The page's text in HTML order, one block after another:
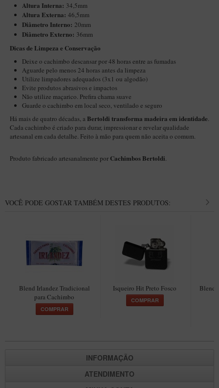
Maestro Compacto – Briar Italiano
MONTE SEU KIT/INICIANTES
Blends Para Cachimbo
Cachimbos
Limpadores para Cachimbo
Suportes
Filtros
Isqueiros
Altura Interna: 34,5mm
Altura Externa: 46,5mm
Diâmetro Interno: 20mm
Diâmetro Externo: 36mm
​​Dicas de Limpeza e Conservação
Deixe o cachimbo descansar por 48 horas entre as fumadas
Aguarde pelo menos 24 horas antes da limpeza
Utilize limpadores adequados (3x1 ou algodão)
Evite produtos abrasivos e impactos
Não utilize maçarico. Prefira chama suave
Guarde o cachimbo em local seco, ventilado e seguro
Há mais de quatro décadas, a Bertoldi transforma madeira em identidade.
Cada cachimbo é criado para durar, impressionar e revelar qualidade
artesanal em cada detalhe. Feito à mão para quem não aceita o comum.
Produto fabricado artesanalmente por Cachimbos Bertoldi.
VOCÊ PODE GOSTAR TAMBÉM DESTES PRODUTOS:
Blend Irlandez Tradicional
para Cachimbo
COMPRAR
Isqueiro Hit Preto Fosco
COMPRAR
Blend
INFORMAÇÃO
ATENDIMENTO